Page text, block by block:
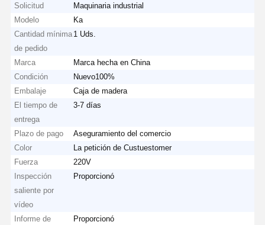
Solicitud
Maquinaria industrial
Modelo
Ka
Cantidad mínima
de pedido
1 Uds.
Marca
Marca hecha en China
Condición
Nuevo100%
Embalaje
Caja de madera
El tiempo de
entrega
3-7 días
Plazo de pago
Aseguramiento del comercio
Color
La petición de Custuestomer
Fuerza
220V
Inspección
saliente por
vídeo
Proporcionó
Informe de
Proporcionó